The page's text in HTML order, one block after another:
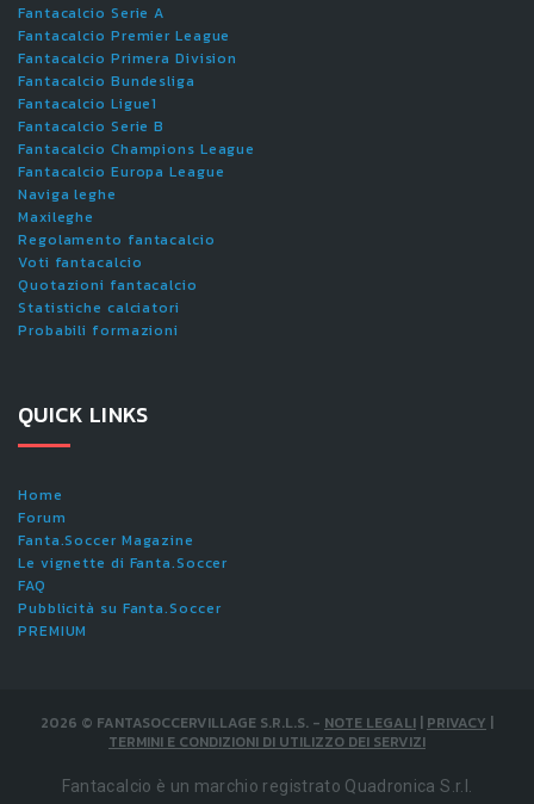
Fantacalcio Serie A
Fantacalcio Premier League
Fantacalcio Primera Division
Fantacalcio Bundesliga
Fantacalcio Ligue1
Fantacalcio Serie B
Fantacalcio Champions League
Fantacalcio Europa League
Naviga leghe
Maxileghe
Regolamento fantacalcio
Voti fantacalcio
Quotazioni fantacalcio
Statistiche calciatori
Probabili formazioni
QUICK LINKS
Home
Forum
Fanta.Soccer Magazine
Le vignette di Fanta.Soccer
FAQ
Pubblicità su Fanta.Soccer
PREMIUM
2026 © FANTASOCCERVILLAGE S.R.L.S. - NOTE LEGALI | PRIVACY |
TERMINI E CONDIZIONI DI UTILIZZO DEI SERVIZI
Fantacalcio è un marchio registrato Quadronica S.r.l.